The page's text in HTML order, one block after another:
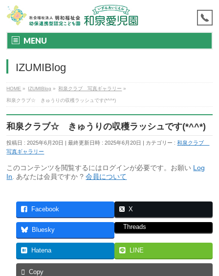
MENU
IZUMIBlog
HOME » IZUMIBlog » 和泉クラブ 写真ギャラリー »
和泉クラブ☆ きゅうりの収穫ラッシュです(*^^*)
和泉クラブ☆ きゅうりの収穫ラッシュです(*^^*)
投稿日 : 2025年6月20日 最終更新日時 : 2025年6月20日 カテゴリー :和泉クラブ
写真ギャラリー
このコンテンツを閲覧するにはログインが必要です。お願い Log
In . あなたは会員ですか ?会員について
Facebook X
Bluesky Threads
Hatena LINE
Copy